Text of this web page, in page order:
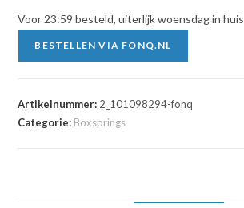
Voor 23:59 besteld, uiterlijk woensdag in huis
BESTELLEN VIA FONQ.NL
Artikelnummer: 2_101098294-fonq
Categorie: Boxsprings